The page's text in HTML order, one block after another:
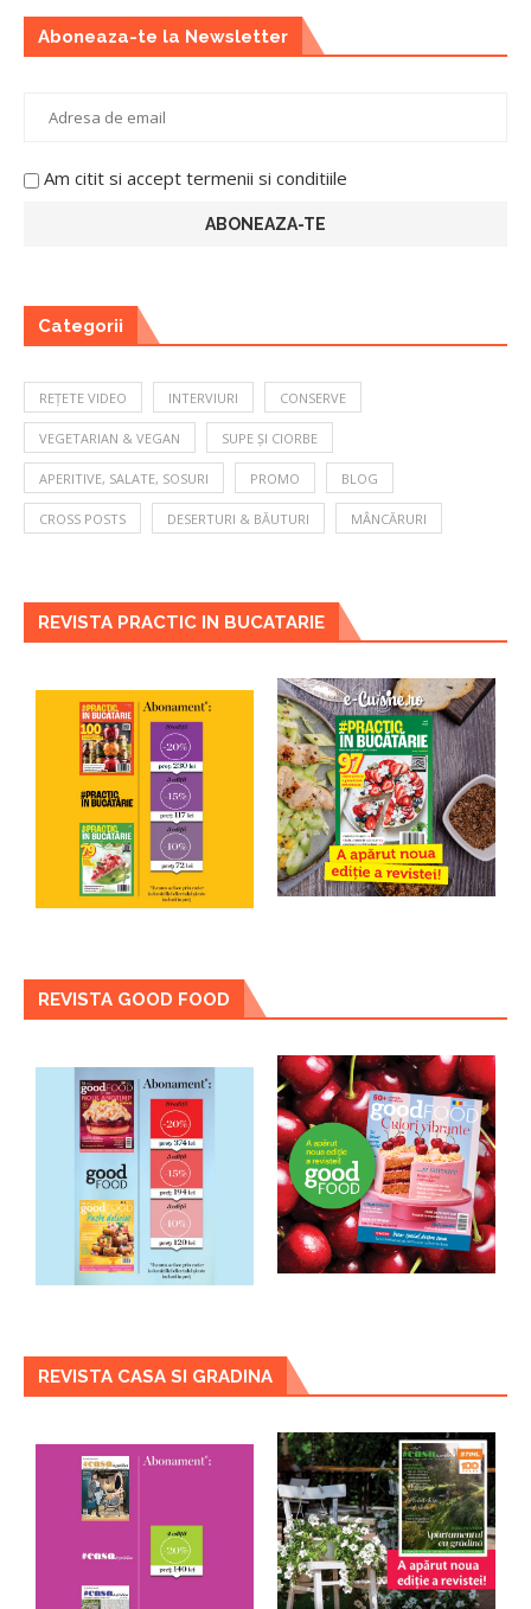
Aboneaza-te la Newsletter
Am citit si accept termenii si conditiile
Categorii
REȚETE VIDEO INTERVIURI CONSERVE
VEGETARIAN & VEGAN SUPE ȘI CIORBE
APERITIVE, SALATE, SOSURI PROMO BLOG
CROSS POSTS DESERTURI & BĂUTURI MÂNCĂRURI
REVISTA PRACTIC IN BUCATARIE
REVISTA GOOD FOOD
REVISTA CASA SI GRADINA